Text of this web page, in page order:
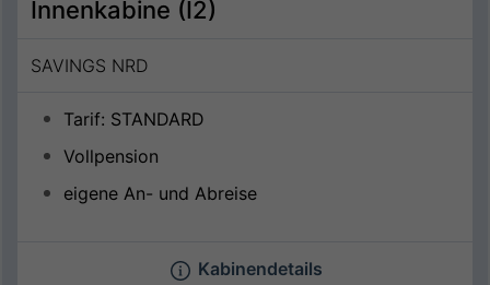
Innenkabine (I2)
SAVINGS NRD
Tarif: STANDARD
Vollpension
eigene An- und Abreise
Kabinendetails